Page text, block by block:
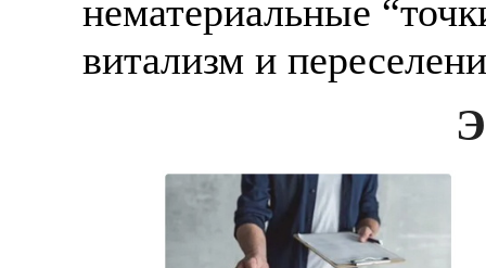
нематериальные
витализм и